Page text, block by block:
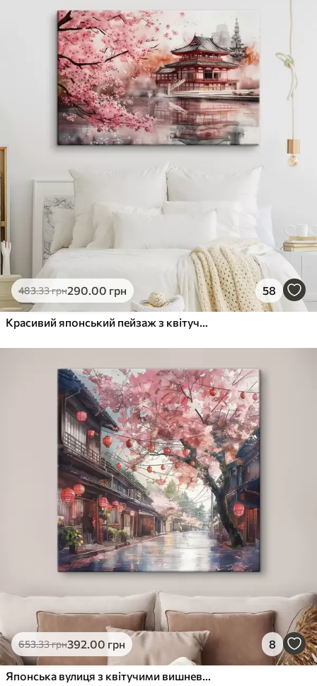
Яскраві, насичені кольори
Стійкість до вицвітання
Безпечне чорнило без запаху
Поверхня з текстурою полотна
Екологічний матеріал
Преміум
363.00грн
Яскраві, насичені кольори
Стійкість до вицвітання
Безпечне чорнило без запаху
Поверхня з текстурою полотна
Екологічний матеріал
Еко-Преміум
.00грн
✓Яскраві, насичені кольори
Поверхня з текстурою полотна
Екологічний матеріал
483.33грн290.00 грн 58
Красивий японський пейзаж з квітучою сакурою та будинком на озері
653.33грн392.00 грн 8
Японська вулиця з квітучими вишневими деревами, східна архітектура, ліхтарі